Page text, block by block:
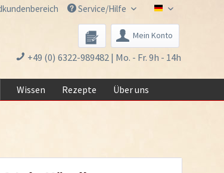
Chili-
Service/Hilfe
Mein Konto
+49 (0) 6322-989482 | Mo. - Fr. 9h - 14h
Wissen Rezepte Über uns